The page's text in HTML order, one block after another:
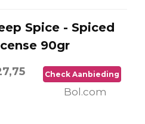
Spice - Spiced
90gr
Check Aanbieding
Bol.com